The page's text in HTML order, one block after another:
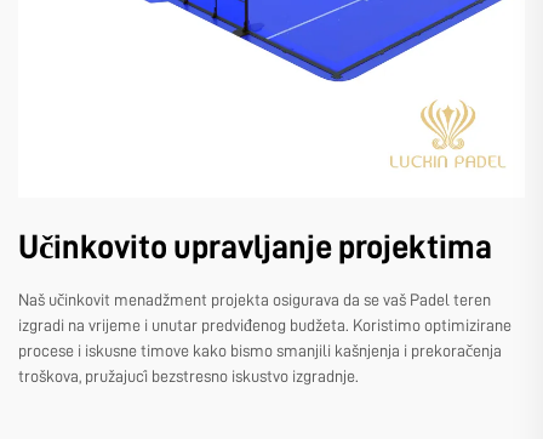
Učinkovito upravljanje projektima
Naš učinkovit menadžment projekta osigurava da se vaš Padel teren
izgradi na vrijeme i unutar predviđenog budžeta. Koristimo optimizirane
procese i iskusne timove kako bismo smanjili kašnjenja i prekoračenja
troškova, pružajući bezstresno iskustvo izgradnje.